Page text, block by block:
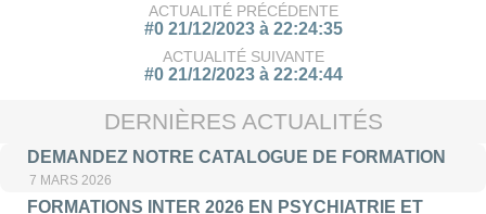
ACTUALITÉ PRÉCÉDENTE
#0 21/12/2023 à 22:24:35
ACTUALITÉ SUIVANTE
#0 21/12/2023 à 22:24:44
DERNIÈRES ACTUALITÉS
DEMANDEZ NOTRE CATALOGUE DE FORMATION
7 MARS 2026
FORMATIONS INTER 2026 EN PSYCHIATRIE ET